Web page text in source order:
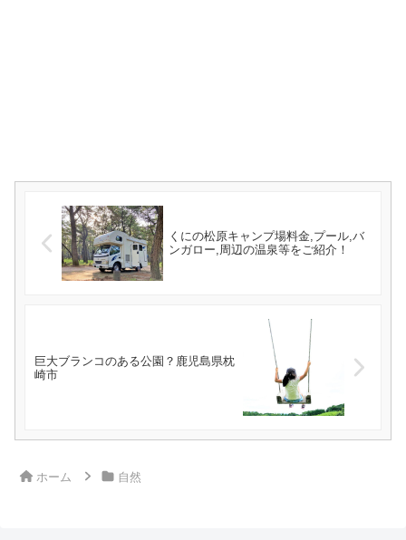
くにの松原キャンプ場料金,プール,バ
ンガロー,周辺の温泉等をご紹介！
巨大ブランコのある公園？鹿児島県枕
崎市
ホーム 自然